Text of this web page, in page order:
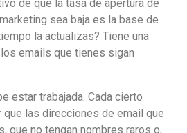
de que la tasa de apertura de
sea baja es la base de
la actualizas? Tiene una
emails que tienes sigan
estar trabajada. Cada cierto
las direcciones de email que
que no tengan nombres raros o,